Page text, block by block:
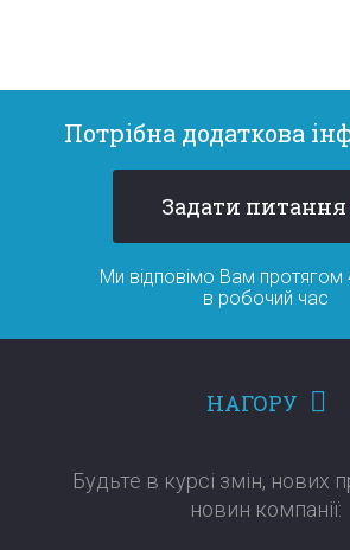
Потрібна додаткова
Задати питання
Ми відповімо Вам протягом
в робочий час
НАГОРУ
Будьте в курсі змін, нових
новин компанії:​​​​​​​